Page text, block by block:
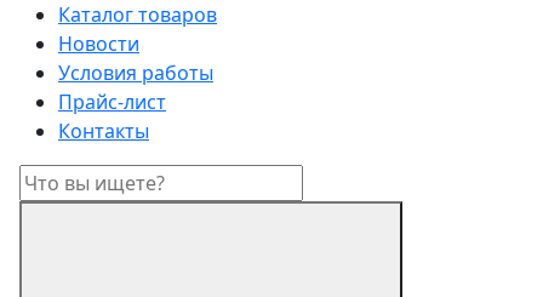
Каталог товаров
Новости
Условия работы
Прайс-лист
Контакты